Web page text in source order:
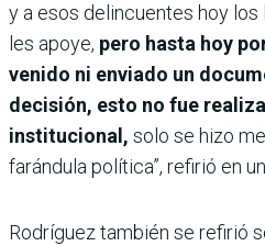
y a esos delincuentes hoy
les apoye, pero hasta hoy
venido ni enviado un
decisión, esto no fue
institucional, solo se hizo
farándula política”, refirió en
Rodríguez también se refirió